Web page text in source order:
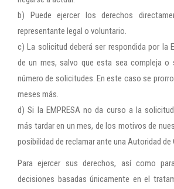
b) Puede ejercer los derechos
representante legal o voluntario.
c) La solicitud deberá ser respondida por la
de un mes, salvo que esta sea compleja o
número de solicitudes. En este caso se
meses más.
d) Si la EMPRESA no da curso a la
más tardar en un mes, de los motivos de
posibilidad de reclamar ante una Autoridad de
Para ejercer sus derechos, así como
decisiones basadas únicamente en el